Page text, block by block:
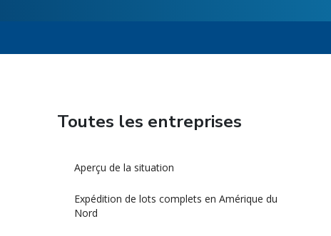
Toutes les entreprises
Aperçu de la situation
Expédition de lots complets en Amérique du
Nord